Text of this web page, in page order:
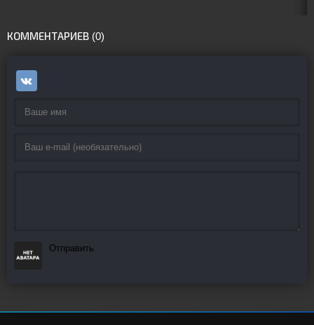
КОММЕНТАРИЕВ (0)
Отправить